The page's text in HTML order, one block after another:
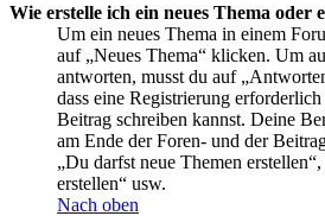
Wie erstelle ich ein neues Thema oder
Um ein neues Thema in einem
auf „Neues Thema“ klicken. Um
antworten, musst du auf
dass eine Registrierung
Beitrag schreiben kannst. Deine
am Ende der Foren- und der
„Du darfst neue Themen
erstellen“ usw.
Nach oben